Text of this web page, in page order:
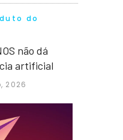
do
não dá
artificial
2026